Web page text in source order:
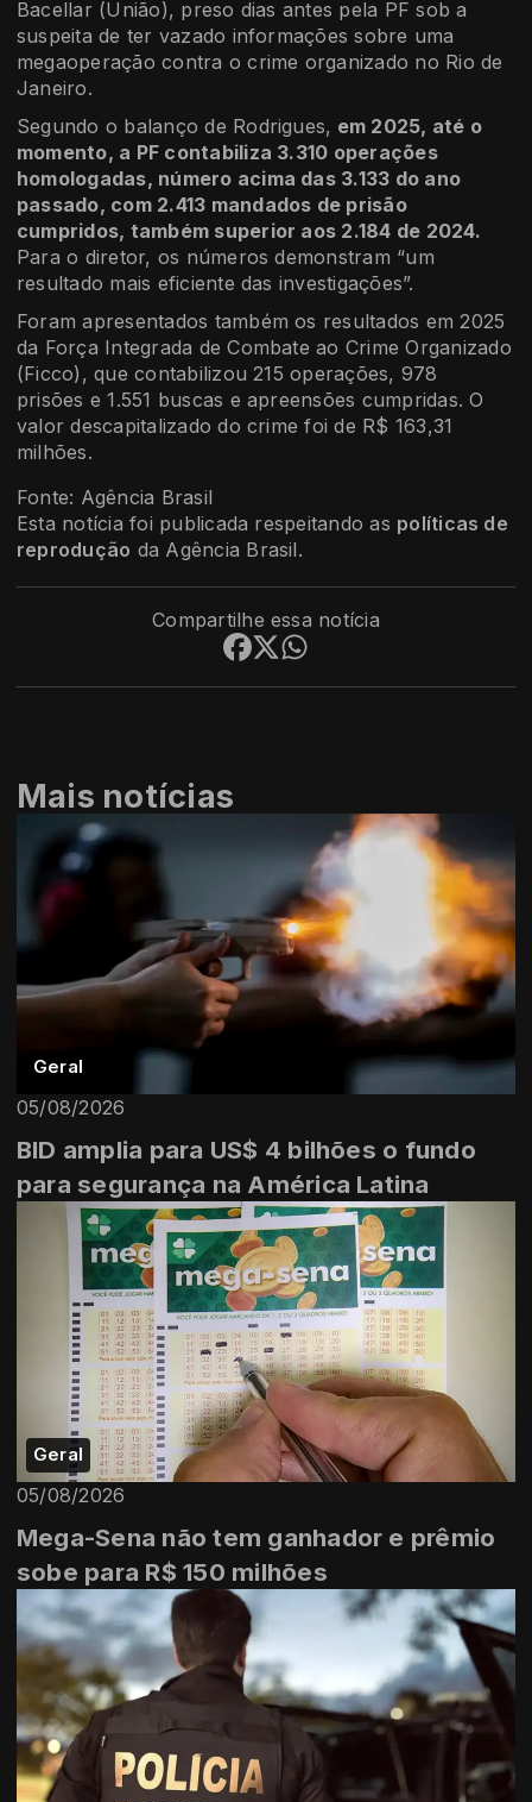
Bacellar (União), preso dias antes pela PF sob a
suspeita de ter vazado informações sobre uma
megaoperação contra o crime organizado no Rio de
Janeiro.
Segundo o balanço de Rodrigues, em 2025, até o
momento, a PF contabiliza 3.310 operações
homologadas, número acima das 3.133 do ano
passado, com 2.413 mandados de prisão
cumpridos, também superior aos 2.184 de 2024.
Para o diretor, os números demonstram “um
resultado mais eficiente das investigações”.
Foram apresentados também os resultados em 2025
da Força Integrada de Combate ao Crime Organizado
(Ficco), que contabilizou 215 operações, 978
prisões e 1.551 buscas e apreensões cumpridas. O
valor descapitalizado do crime foi de R$ 163,31
milhões.
Fonte: Agência Brasil
Esta notícia foi publicada respeitando as políticas de
reprodução da Agência Brasil.
Compartilhe essa notícia
Mais notícias
Geral
05/08/2026
BID amplia para US$ 4 bilhões o fundo
para segurança na América Latina
Geral
05/08/2026
Mega-Sena não tem ganhador e prêmio
sobe para R$ 150 milhões